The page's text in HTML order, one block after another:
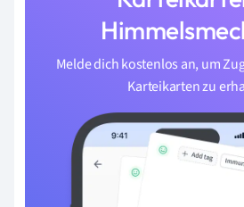
Melde dich kostenlos an, um
Karteikarten zu